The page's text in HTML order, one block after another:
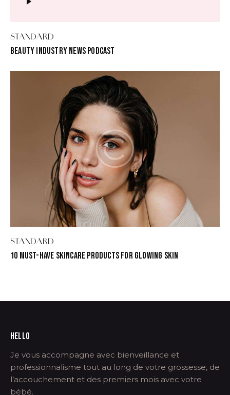
audio
STANDARD
BEAUTY INDUSTRY NEWS PODCAST
STANDARD
10 MUST-HAVE SKINCARE PRODUCTS FOR GLOWING SKIN
HELLO
Je vous accompagne avec bienveillance et
professionnalisme tout au long de votre grossesse, de
l’accouchement et des premiers mois avec votre
bébé.